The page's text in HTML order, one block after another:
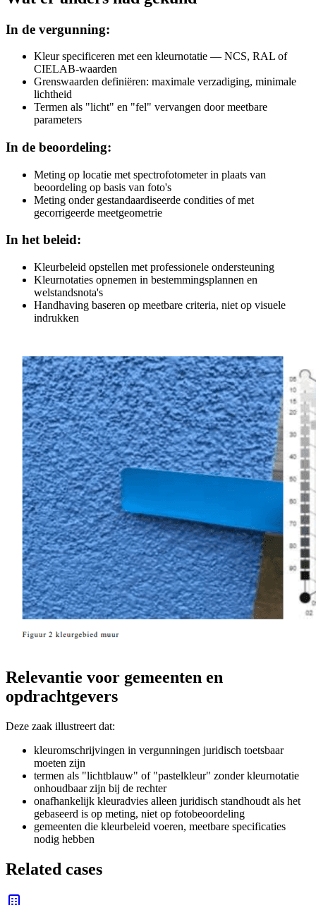
In de vergunning:
Kleur specificeren met een kleurnotatie — NCS, RAL of
CIELAB-waarden
Grenswaarden definiëren: maximale verzadiging, minimale
lichtheid
Termen als "licht" en "fel" vervangen door meetbare
parameters
In de beoordeling:
Meting op locatie met spectrofotometer in plaats van
beoordeling op basis van foto's
Meting onder gestandaardiseerde condities of met
gecorrigeerde meetgeometrie
In het beleid:
Kleurbeleid opstellen met professionele ondersteuning
Kleurnotaties opnemen in bestemmingsplannen en
welstandsnota's
Handhaving baseren op meetbare criteria, niet op visuele
indrukken
Relevantie voor gemeenten en
opdrachtgevers
Deze zaak illustreert dat:
kleuromschrijvingen in vergunningen juridisch toetsbaar
moeten zijn
termen als "lichtblauw" of "pastelkleur" zonder kleurnotatie
onhoudbaar zijn bij de rechter
onafhankelijk kleuradvies alleen juridisch standhoudt als het
gebaseerd is op meting, niet op fotobeoordeling
gemeenten die kleurbeleid voeren, meetbare specificaties
nodig hebben
Related cases